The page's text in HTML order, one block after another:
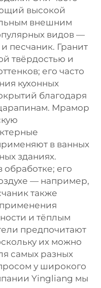
высокой
внешним
видов —
песчаник. Гранит
твёрдостью и
его часто
кухонных
благодаря
Мрамор
в ванных
зданиях.
обработке; его
— например,
также
и тёплым
предпочитают
их можно
самых разных
у широкого
Yingliang мы